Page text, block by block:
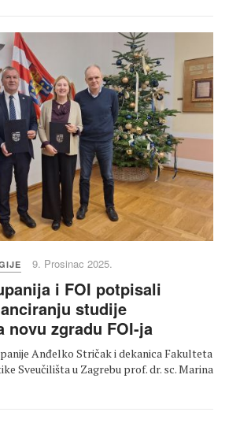
9. Prosinac 2025.
i FOI potpisali
studije
novu zgradu FOI-ja
Anđelko Stričak i dekanica Fakulteta
Sveučilišta u Zagrebu prof. dr. sc. Marina